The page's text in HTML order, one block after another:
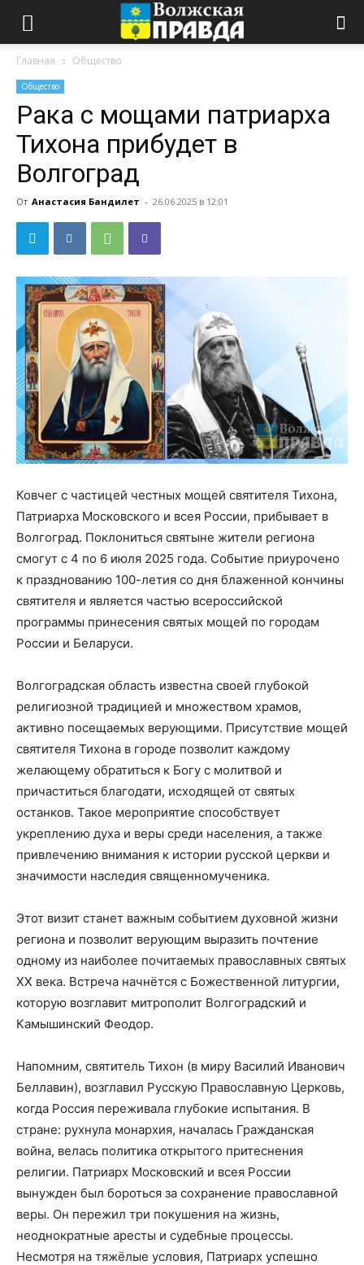
Главная Общество
Общество
Рака с мощами патриарха
Тихона прибудет в
Волгоград
От Анастасия Бандилет - 26.06.2025 в 12:01
Ковчег с частицей честных мощей святителя Тихона,
Патриарха Московского и всея России, прибывает в
Волгоград. Поклониться святыне жители региона
смогут с 4 по 6 июля 2025 года. Событие приурочено
к празднованию 100-летия со дня блаженной кончины
святителя и является частью всероссийской
программы принесения святых мощей по городам
России и Беларуси.
Волгоградская область известна своей глубокой
религиозной традицией и множеством храмов,
активно посещаемых верующими. Присутствие мощей
святителя Тихона в городе позволит каждому
желающему обратиться к Богу с молитвой и
причаститься благодати, исходящей от святых
останков. Такое мероприятие способствует
укреплению духа и веры среди населения, а также
привлечению внимания к истории русской церкви и
значимости наследия священномученика.
Этот визит станет важным событием духовной жизни
региона и позволит верующим выразить почтение
одному из наиболее почитаемых православных святых
XX века. Встреча начнётся с Божественной литургии,
которую возглавит митрополит Волгоградский и
Камышинский Феодор.
Напомним, святитель Тихон (в миру Василий Иванович
Беллавин), возглавил Русскую Православную Церковь,
когда Россия переживала глубокие испытания. В
стране: рухнула монархия, началась Гражданская
война, велась политика открытого притеснения
религии. Патриарх Московский и всея России
вынужден был бороться за сохранение православной
веры. Он пережил три покушения на жизнь,
неоднократные аресты и судебные процессы.
Несмотря на тяжёлые условия, Патриарх успешно